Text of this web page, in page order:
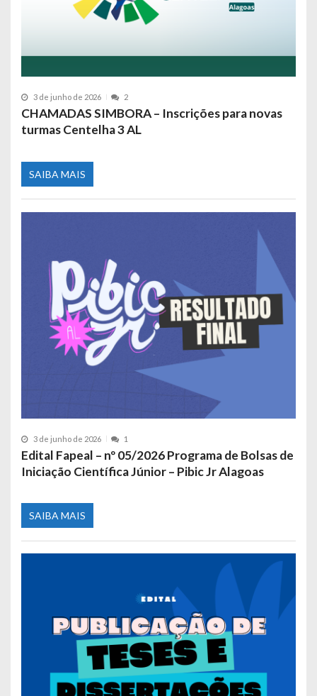
3 de junho de 2026 2
CHAMADAS SIMBORA – Inscrições para novas
turmas Centelha 3 AL
SAIBA MAIS
3 de junho de 2026 1
Edital Fapeal – nº 05/2026 Programa de Bolsas de
Iniciação Científica Júnior – Pibic Jr Alagoas
SAIBA MAIS